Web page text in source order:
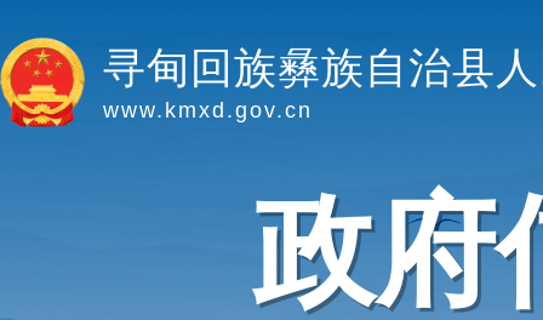
寻甸回族彝族自治县
www.kmxd.gov.cn
政府